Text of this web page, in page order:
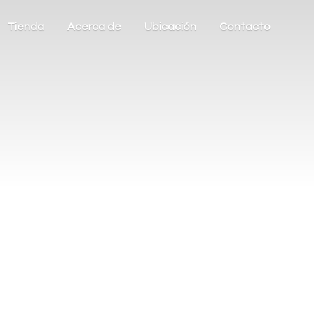
Tienda Acerca de Ubicación Contacto